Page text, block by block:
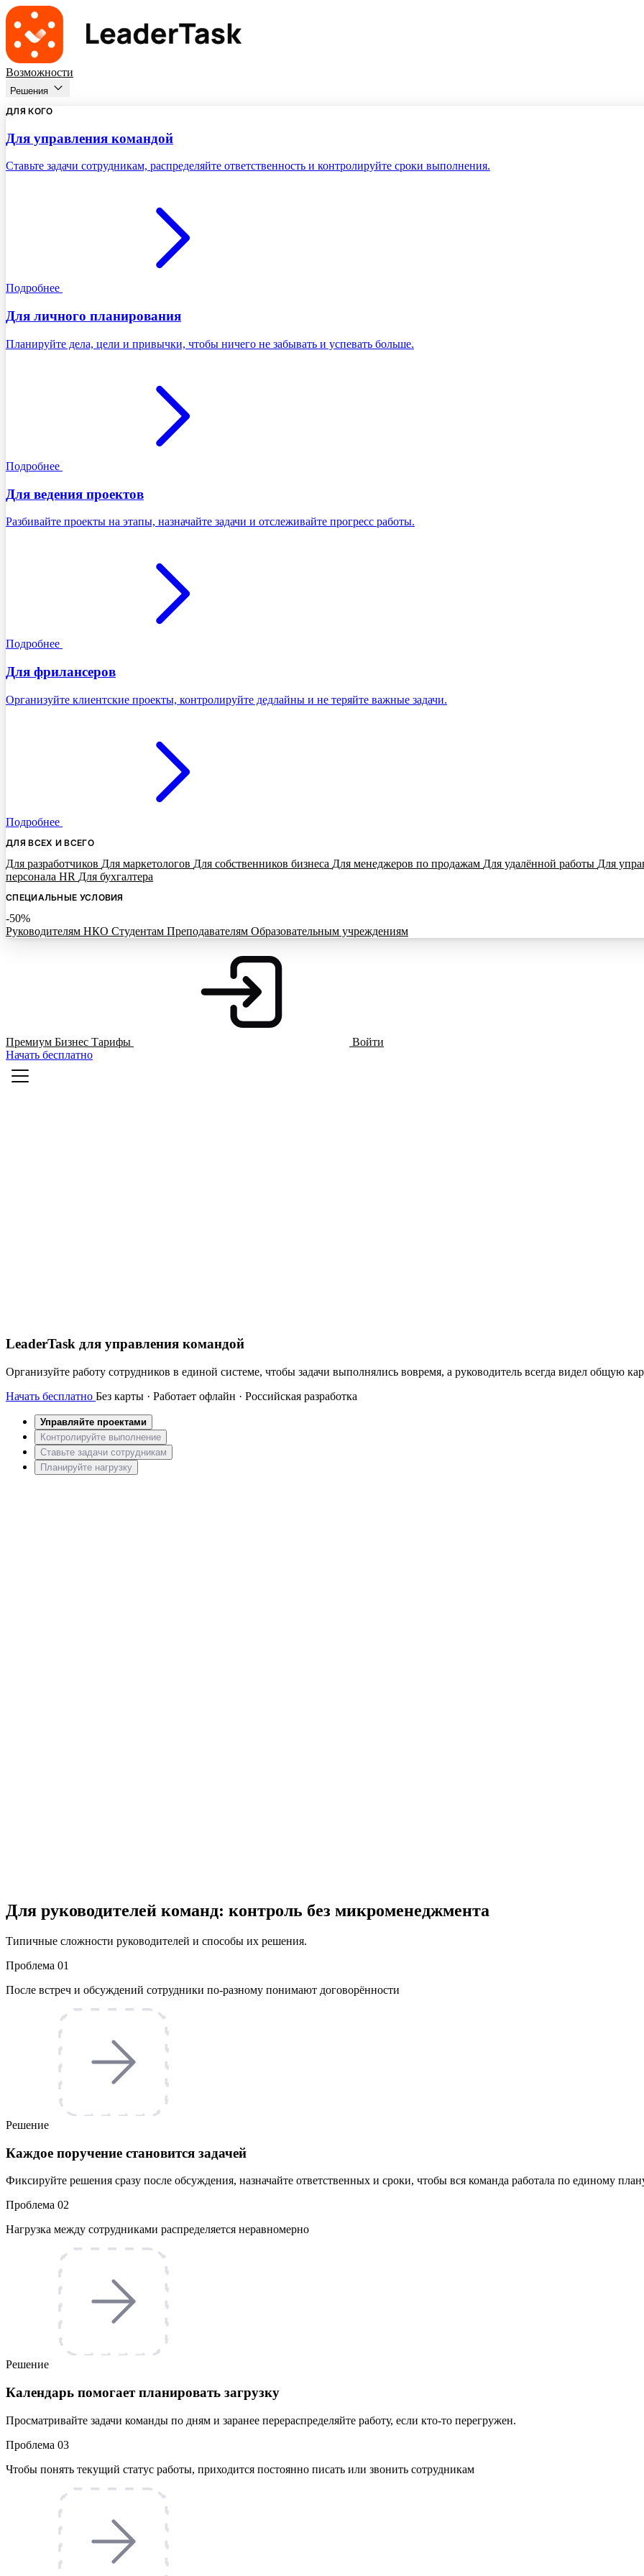
Возможности
Решения
ДЛЯ КОГО
Для управления командой
Ставьте задачи сотрудникам, распределяйте ответственность и контролируйте сроки выполнения.
Подробнее
Для личного планирования
Планируйте дела, цели и привычки, чтобы ничего не забывать и успевать больше.
Подробнее
Для ведения проектов
Разбивайте проекты на этапы, назначайте задачи и отслеживайте прогресс работы.
Подробнее
Для фрилансеров
Организуйте клиентские проекты, контролируйте дедлайны и не теряйте важные задачи.
Подробнее
ДЛЯ ВСЕХ И ВСЕГО
Для разработчиков Для маркетологов Для собственников бизнеса Для менеджеров по продажам Для удалённой работы Для
персонала HR Для бухгалтера
СПЕЦИАЛЬНЫЕ УСЛОВИЯ
-50%
Руководителям НКО Студентам Преподавателям Образовательным учреждениям
Премиум Бизнес Тарифы
Войти
Начать бесплатно
LeaderTask для управления командой
Организуйте работу сотрудников в единой системе, чтобы задачи выполнялись вовремя, а руководитель всегда видел общую
Начать бесплатно Без карты · Работает офлайн · Российская разработка
Управляйте проектами
Контролируйте выполнение
Ставьте задачи сотрудникам
Планируйте нагрузку
Для руководителей команд: контроль без микроменеджмента
Типичные сложности руководителей и способы их решения.
Проблема 01
После встреч и обсуждений сотрудники по-разному понимают договорённости
Решение
Каждое поручение становится задачей
Фиксируйте решения сразу после обсуждения, назначайте ответственных и сроки, чтобы вся команда работала по единому
Проблема 02
Нагрузка между сотрудниками распределяется неравномерно
Решение
Календарь помогает планировать загрузку
Просматривайте задачи команды по дням и заранее перераспределяйте работу, если кто-то перегружен.
Проблема 03
Чтобы понять текущий статус работы, приходится постоянно писать или звонить сотрудникам